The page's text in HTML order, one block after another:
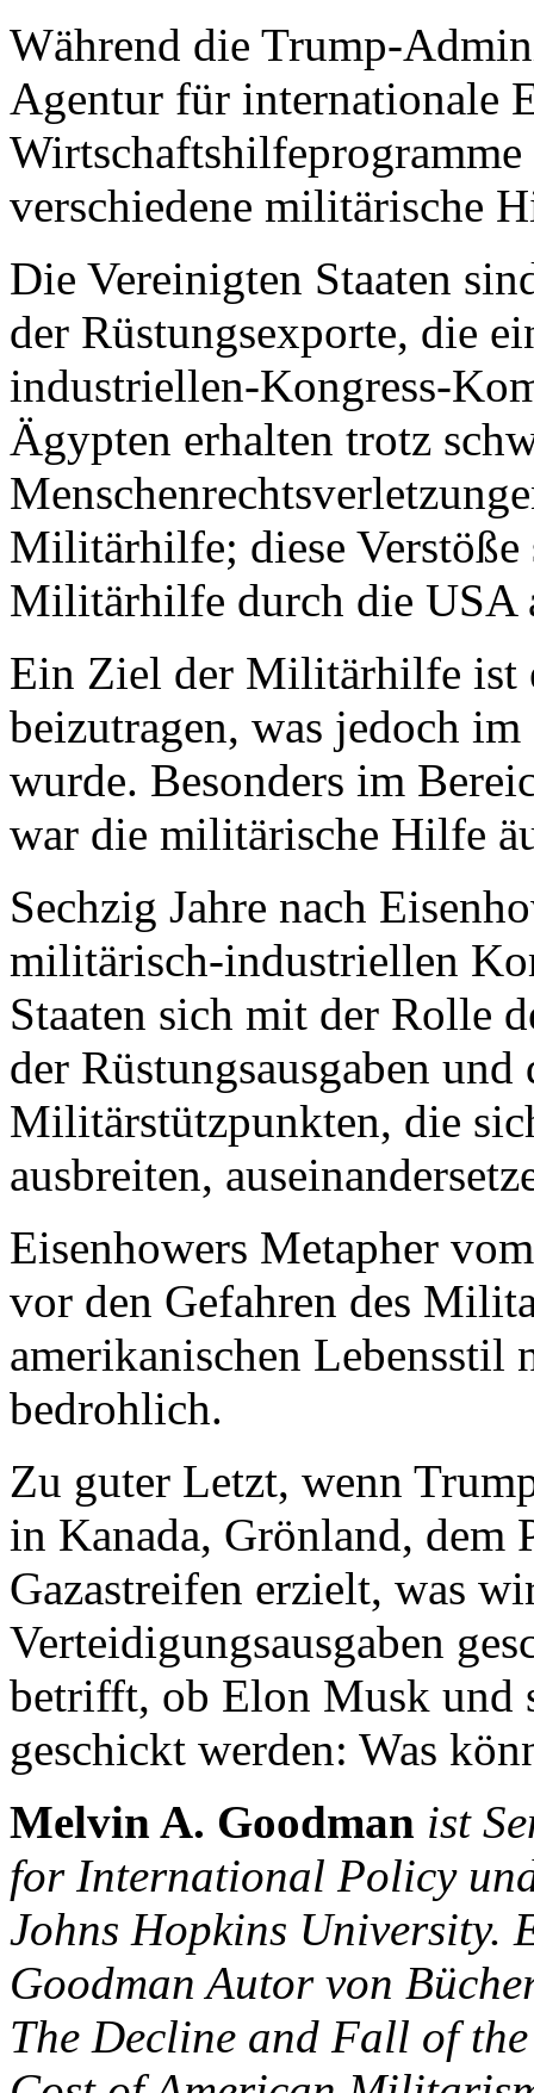
Während die Trump-
Agentur für internationale
Wirtschaftshilfeprogramme
verschiedene militärische
Die Vereinigten Staaten
der Rüstungsexporte, die
industriellen-Kongress-
Ägypten erhalten trotz
Militärhilfe; diese
Militärhilfe durch die USA
Ein Ziel der Militärhilfe ist
beizutragen, was jedoch
wurde. Besonders im
war die militärische Hilfe
Sechzig Jahre nach
militärisch-industriellen
Staaten sich mit der Rolle
der Rüstungsausgaben
Militärstützpunkten, die
ausbreiten,
Eisenhowers Metapher
vor den Gefahren des
amerikanischen Lebensstil
bedrohlich.
Zu guter Letzt, wenn
in Kanada, Grönland, dem
Gazastreifen erzielt, was
Verteidigungsausgaben
betrifft, ob Elon Musk und
geschickt werden: Was
Melvin A. Goodman ist
for International Policy
Johns Hopkins University.
Goodman Autor von
The Decline and Fall of